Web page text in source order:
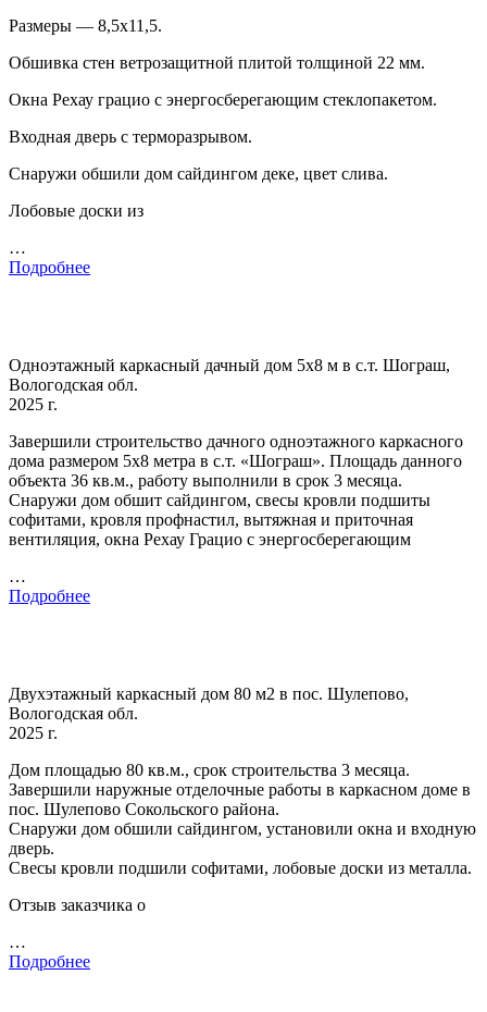
Размеры — 8,5х11,5.
Обшивка стен ветрозащитной плитой толщиной 22 мм.
Окна Рехау грацио с энергосберегающим стеклопакетом.
Входная дверь с терморазрывом.
Снаружи обшили дом сайдингом деке, цвет слива.
Лобовые доски из
…
Подробнее
Одноэтажный каркасный дачный дом 5х8 м в с.т. Шограш,
Вологодская обл.
2025 г.
Завершили строительство дачного одноэтажного каркасного
дома размером 5х8 метра в с.т. «Шограш». Площадь данного
объекта 36 кв.м., работу выполнили в срок 3 месяца.
Снаружи дом обшит сайдингом, свесы кровли подшиты
софитами, кровля профнастил, вытяжная и приточная
вентиляция, окна Рехау Грацио с энергосберегающим
…
Подробнее
Двухэтажный каркасный дом 80 м2 в пос. Шулепово,
Вологодская обл.
2025 г.
Дом площадью 80 кв.м., срок строительства 3 месяца.
Завершили наружные отделочные работы в каркасном доме в
пос. Шулепово Сокольского района.
Снаружи дом обшили сайдингом, установили окна и входную
дверь.
Свесы кровли подшили софитами, лобовые доски из металла.
Отзыв заказчика о
…
Подробнее